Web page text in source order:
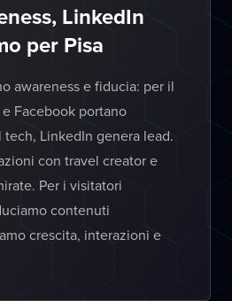
LinkedIn
per Pisa
awareness e fiducia: per il
Facebook portano
LinkedIn genera lead.
con travel creator e
Per i visitatori
contenuti
crescita, interazioni e